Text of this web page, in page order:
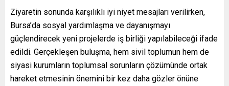
Ziyaretin sonunda karşılıklı iyi niyet mesajları verilirken,
Bursa’da sosyal yardımlaşma ve dayanışmayı
güçlendirecek yeni projelerde iş birliği yapılabileceği ifade
edildi. Gerçekleşen buluşma, hem sivil toplumun hem de
siyasi kurumların toplumsal sorunların çözümünde ortak
hareket etmesinin önemini bir kez daha gözler önüne